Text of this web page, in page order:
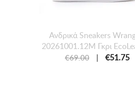
Ανδρικά Sneakers
20261001.12M Γκρι
€69.00 | €51.75